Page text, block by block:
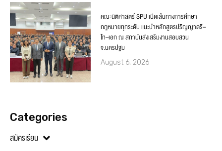
คณะนิติศาสตร์ SPU เปิดเส้นทางการศึกษา
กฎหมายทุกระดับ แนะนำหลักสูตรปริญญาตรี–
โท–เอก ณ สถาบันส่งเสริมงานสอบสวน
จ.นครปฐม
August 6, 2026
Categories
สมัครเรียน